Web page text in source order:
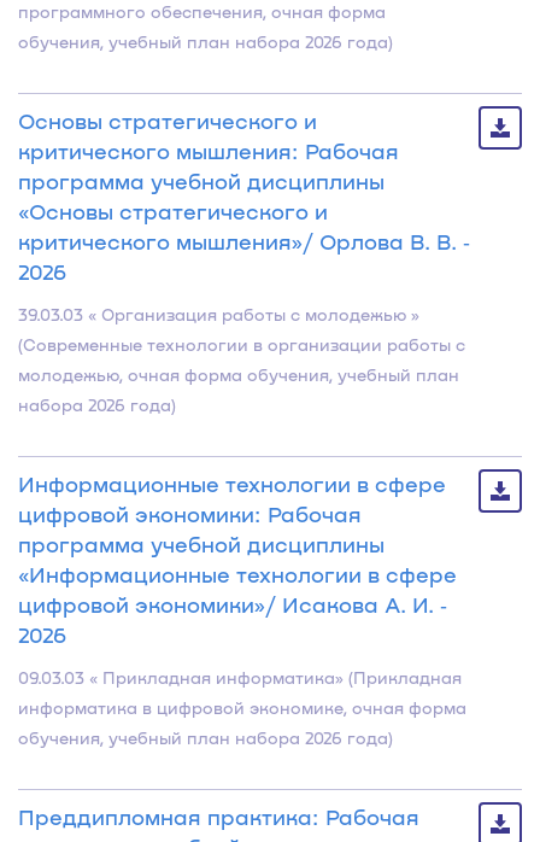
программного обеспечения, очная форма
обучения, учебный план набора 2026 года)
Основы стратегического и
критического мышления: Рабочая
программа учебной дисциплины
«Основы стратегического и
критического мышления»/ Орлова В. В. ‐
2026
39.03.03 « Организация работы с молодежью »
(Современные технологии в организации работы с
молодежью, очная форма обучения, учебный план
набора 2026 года)
Информационные технологии в сфере
цифровой экономики: Рабочая
программа учебной дисциплины
«Информационные технологии в сфере
цифровой экономики»/ Исакова А. И. ‐
2026
09.03.03 « Прикладная информатика» (Прикладная
информатика в цифровой экономике, очная форма
обучения, учебный план набора 2026 года)
Преддипломная практика: Рабочая